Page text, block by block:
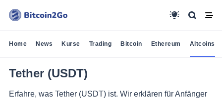
Home News Kurse Trading Bitcoin Ethereum Altcoins
Tether (USDT)
Erfahre, was Tether (USDT) ist. Wir erklären für Anfänger